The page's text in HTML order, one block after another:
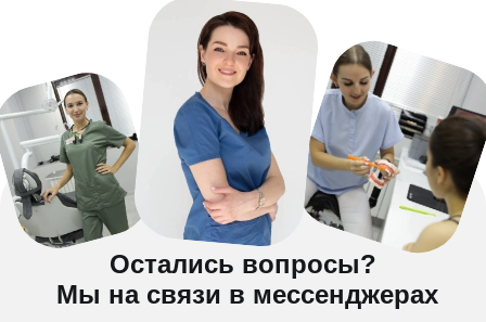
Остались вопросы?
Мы на связи в мессенджерах